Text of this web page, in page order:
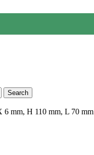
Search
6 mm, H 110 mm, L 70 mm